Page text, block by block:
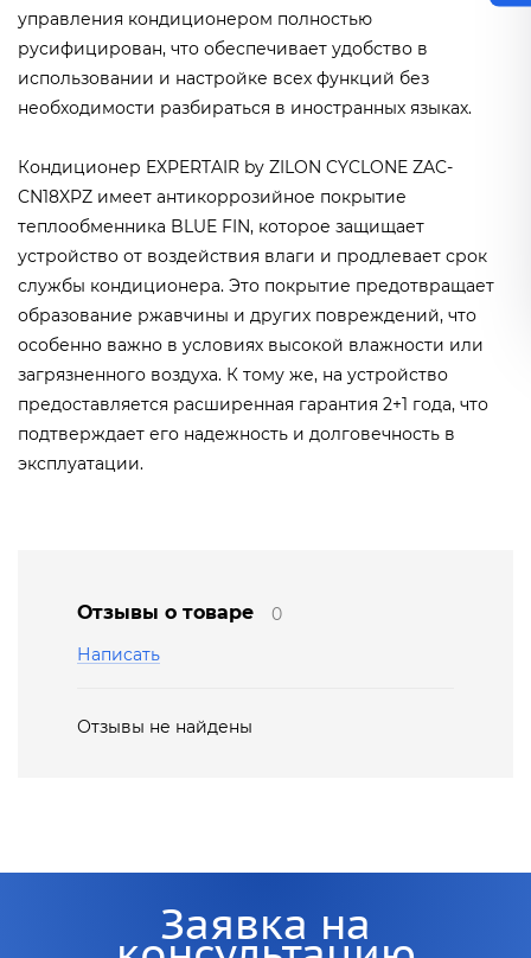
управления кондиционером полностью
русифицирован, что обеспечивает удобство в
использовании и настройке всех функций без
необходимости разбираться в иностранных языках.
Кондиционер EXPERTAIR by ZILON CYCLONE ZAC-
CN18XPZ имеет антикоррозийное покрытие
теплообменника BLUE FIN, которое защищает
устройство от воздействия влаги и продлевает срок
службы кондиционера. Это покрытие предотвращает
образование ржавчины и других повреждений, что
особенно важно в условиях высокой влажности или
загрязненного воздуха. К тому же, на устройство
предоставляется расширенная гарантия 2+1 года, что
подтверждает его надежность и долговечность в
эксплуатации.
Отзывы о товаре
0
Написать
Отзывы не найдены
Заявка на